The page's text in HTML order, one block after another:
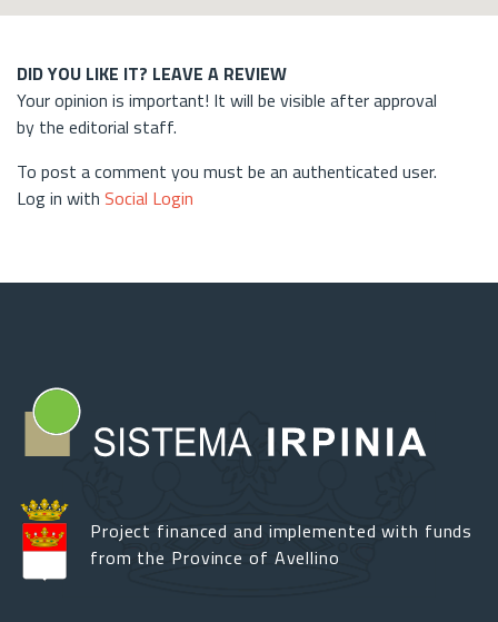
DID YOU LIKE IT? LEAVE A REVIEW
Your opinion is important! It will be visible after approval
by the editorial staff.
To post a comment you must be an authenticated user.
Log in with Social Login
Project financed and implemented with funds
from the Province of Avellino